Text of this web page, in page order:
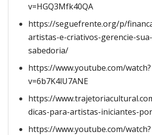
v=HGQ3Mfk40QA
https://seguefrente.org/p/
artistas-e-criativos-gerencie-
sabedoria/
https://www.youtube.com/watch?
v=6b7K4lU7ANE
https://
dicas-para-artistas-iniciantes-
https://www.youtube.com/watch?